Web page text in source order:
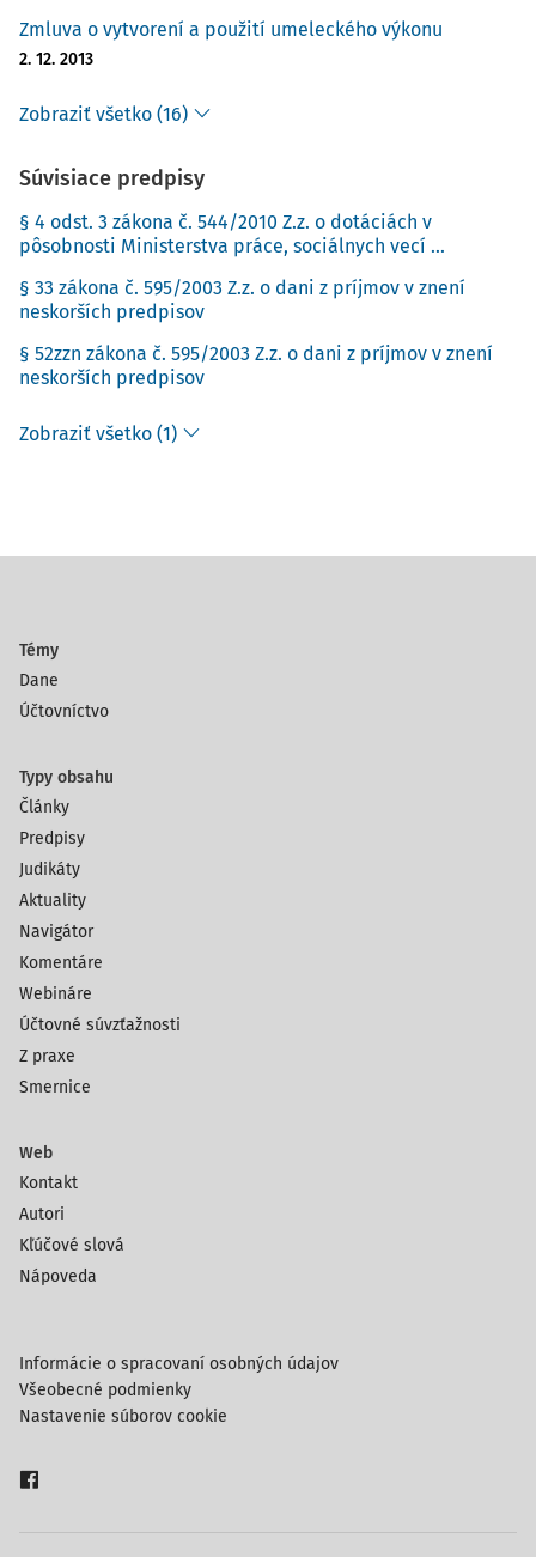
Zmluva o vytvorení a použití umeleckého výkonu
2. 12. 2013
Zobraziť všetko (16)
Súvisiace predpisy
§ 4 odst. 3 zákona č. 544/2010 Z.z. o dotáciách v
pôsobnosti Ministerstva práce, sociálnych vecí ...
§ 33 zákona č. 595/2003 Z.z. o dani z príjmov v znení
neskorších predpisov
§ 52zzn zákona č. 595/2003 Z.z. o dani z príjmov v znení
neskorších predpisov
Zobraziť všetko (1)
Témy
Dane
Účtovníctvo
Typy obsahu
Články
Predpisy
Judikáty
Aktuality
Navigátor
Komentáre
Webináre
Účtovné súvzťažnosti
Z praxe
Smernice
Web
Kontakt
Autori
Kľúčové slová
Nápoveda
Informácie o spracovaní osobných údajov
Všeobecné podmienky
Nastavenie súborov cookie